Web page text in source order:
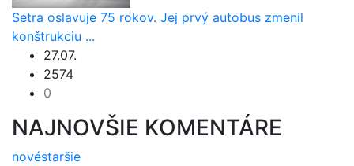
Setra oslavuje 75 rokov. Jej prvý autobus zmenil
konštrukciu ...
27.07.
2574
0
NAJNOVŠIE KOMENTÁRE
novéstaršie